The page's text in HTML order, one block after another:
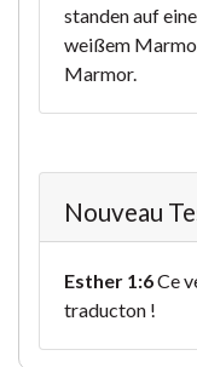
standen auf
weißem
Marmor.
Nouveau
Esther 1:6Ce
traducton !